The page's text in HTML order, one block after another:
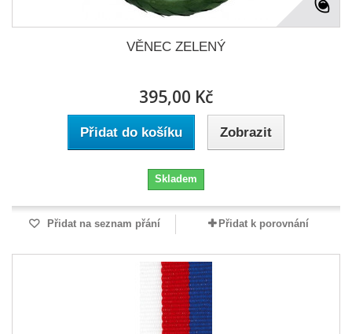
VĚNEC ZELENÝ
395,00 Kč
Přidat do košíku Zobrazit
Skladem
Přidat na seznam přání Přidat k porovnání